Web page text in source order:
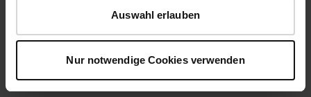
Auswahl erlauben
Nur notwendige Cookies verwenden